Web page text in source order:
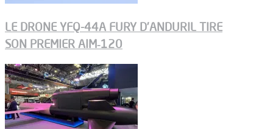
LE DRONE YFQ-44A FURY D’ANDURIL TIRE
SON PREMIER AIM‑120